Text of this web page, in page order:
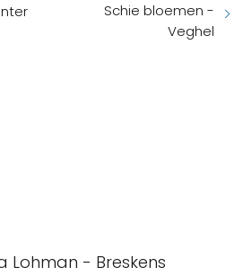
Schie bloemen -
Veghel
Lohman - Breskens